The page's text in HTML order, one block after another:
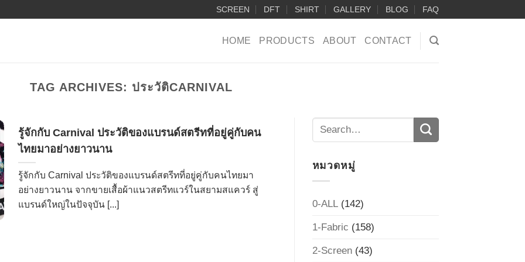
SCREEN DFT SHIRT GALLERY BLOG FAQ
HOME PRODUCTS ABOUT CONTACT
TAG ARCHIVES: ประวัติCARNIVAL
รู้จักกับ Carnival ประวัติของแบรนด์สตรีทที่อยู่คู่กับคน
ไทยมาอย่างยาวนาน
รู้จักกับ Carnival ประวัติของแบรนด์สตรีทที่อยู่คู่กับคนไทยมา
อย่างยาวนาน จากขายเสื้อผ้าแนวสตรีทแวร์ในสยามสแควร์ สู่
แบรนด์ใหญ่ในปัจจุบัน [...]
หมวดหมู่
0-ALL(142)
1-Fabric (158)
2-Screen(43)